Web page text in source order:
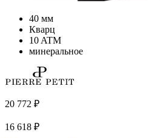
40 мм
Кварц
10 ATM
минеральное
20 772 ₽
16 618 ₽